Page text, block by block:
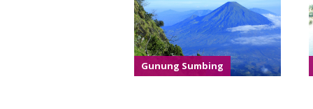
Gunung Sumbing